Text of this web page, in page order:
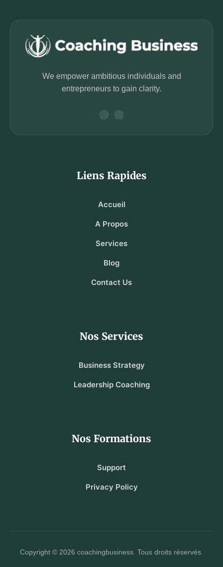
We empower ambitious individuals and
entrepreneurs to gain clarity.
Liens Rapides
Accueil
A Propos
Services
Blog
Contact Us
Nos Services
Business Strategy
Leadership Coaching
Nos Formations
Support
Privacy Policy
Copyright © 2026 coachingbusiness. Tous droits réservés.